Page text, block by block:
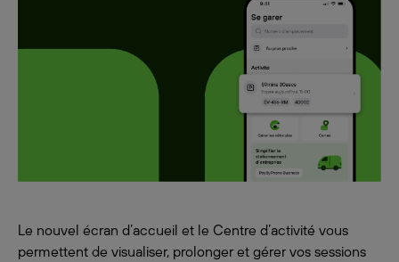
Le nouvel écran d’accueil et le Centre d’activité vous
permettent de visualiser, prolonger et gérer vos sessions